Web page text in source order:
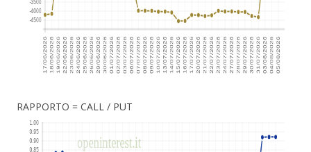
RAPPORTO = CALL / PUT